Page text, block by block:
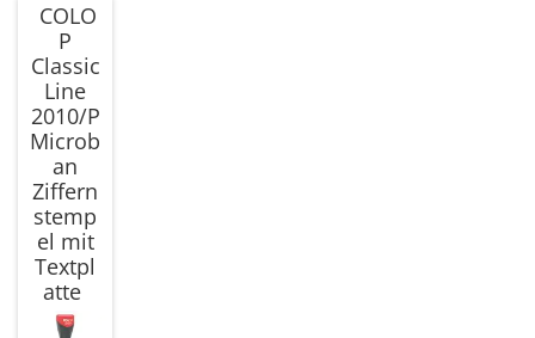
COLO
P
Classic
Line
2010/P
Microb
an
Ziffern
stemp
el mit
Textpl
atte